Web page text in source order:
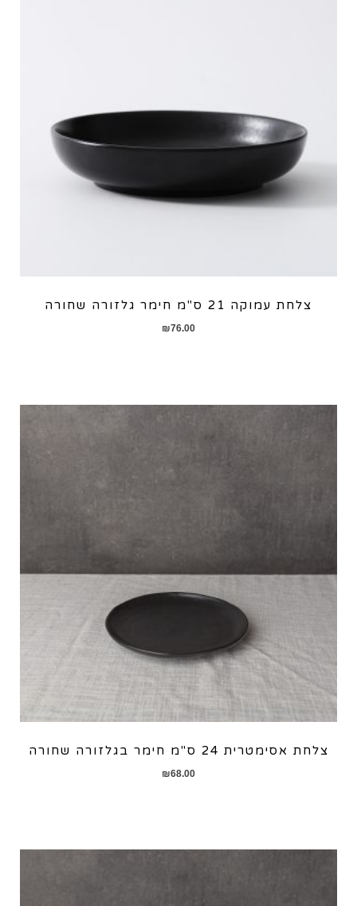
צלחת עמוקה 21 ס"מ חימר גלזורה שחורה
₪76.00
צלחת אסימטרית 24 ס"מ חימר בגלזורה שחורה
₪68.00